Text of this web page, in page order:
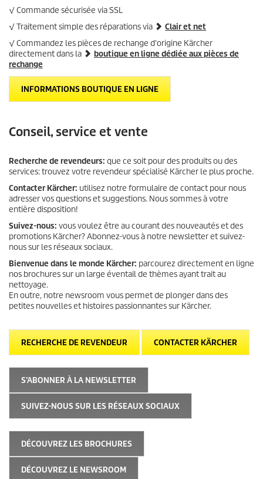
√ Commande sécurisée via SSL
√ Traitement simple des réparations via
Clair et net
√ Commandez les pièces de rechange d'origine Kärcher
directement dans la
boutique en ligne dédiée aux pièces de
rechange
INFORMATIONS BOUTIQUE EN LIGNE
Conseil, service et vente
Recherche de revendeurs: que ce soit pour des produits ou des
services: trouvez votre revendeur spécialisé Kärcher le plus proche.
Contacter Kärcher: utilisez notre formulaire de contact pour nous
adresser vos questions et suggestions. Nous sommes à votre
entière disposition!
Suivez-nous: vous voulez être au courant des nouveautés et des
promotions Kärcher? Abonnez-vous à notre newsletter et suivez-
nous sur les réseaux sociaux.
Bienvenue dans le monde Kärcher: parcourez directement en ligne
nos brochures sur un large éventail de thèmes ayant trait au
nettoyage.
En outre, notre newsroom vous permet de plonger dans des
petites nouvelles et histoires passionnantes sur Kärcher.
RECHERCHE DE REVENDEUR CONTACTER KÄRCHER
S’ABONNER À LA NEWSLETTER
SUIVEZ-NOUS SUR LES RÉSEAUX SOCIAUX
DÉCOUVREZ LES BROCHURES
DÉCOUVREZ LE NEWSROOM